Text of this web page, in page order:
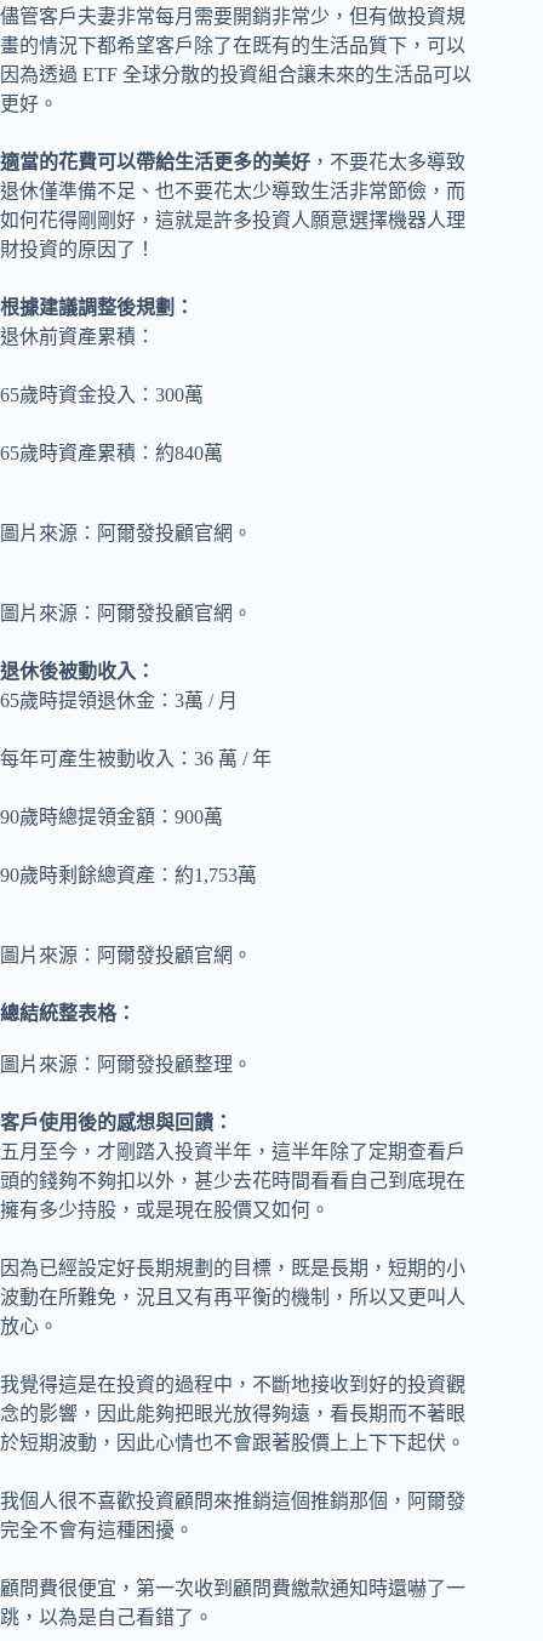
儘管客戶夫妻非常每月需要開銷非常少，但有做投資規
畫的情況下都希望客戶除了在既有的生活品質下，可以
因為透過 ETF 全球分散的投資組合讓未來的生活品可以
更好。
適當的花費可以帶給生活更多的美好 ，不要花太多導致
退休僅準備不足、也不要花太少導致生活非常節儉，而
如何花得剛剛好，這就是許多投資人願意選擇機器人理
財投資的原因了！
根據建議調整後規劃：
退休前資產累積：
65歲時資金投入：300萬
65歲時資產累積：約840萬
圖片來源：阿爾發投顧官網。
圖片來源：阿爾發投顧官網。
退休後被動收入：
65歲時提領退休金：3萬 / 月
每年可產生被動收入：36 萬 / 年
90歲時總提領金額：900萬
90歲時剩餘總資產：約1,753萬
圖片來源：阿爾發投顧官網。
總結統整表格：
圖片來源：阿爾發投顧整理。
客戶使用後的感想與回饋：
五月至今，才剛踏入投資半年，這半年除了定期查看戶
頭的錢夠不夠扣以外，甚少去花時間看看自己到底現在
擁有多少持股，或是現在股價又如何。
因為已經設定好長期規劃的目標，既是長期，短期的小
波動在所難免，況且又有再平衡的機制，所以又更叫人
放心。
我覺得這是在投資的過程中，不斷地接收到好的投資觀
念的影響，因此能夠把眼光放得夠遠，看長期而不著眼
於短期波動，因此心情也不會跟著股價上上下下起伏。
我個人很不喜歡投資顧問來推銷這個推銷那個，阿爾發
完全不會有這種困擾。
顧問費很便宜，第一次收到顧問費繳款通知時還嚇了一
跳，以為是自己看錯了。